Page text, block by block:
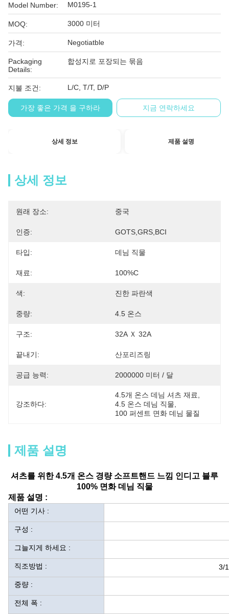
Model Number: M0195-1
MOQ: 3000 미터
가격: Negotiatble
Packaging
Details:
합성지로 포장되는 묶음
지불 조건: L/C, T/T, D/P
가장 좋은 가격 을 구하라 지금 연락하세요
상세 정보 제품 설명
상세 정보
원래 장소: 중국
인증: GOTS,GRS,BCI
타입: 데님 직물
재료: 100%C
색: 진한 파란색
중량: 4.5 온스
구조: 32A Ｘ 32A
끝내기: 산포리즈링
공급 능력: 2000000 미터 / 달
강조하다:
4.5개 온스 데님 셔츠 재료
4.5 온스 데님 직물
100 퍼센트 면화 데님 물질
제품 설명
셔츠를 위한 4.5개 온스 경량 소프트핸드 느낌 인디고 블루
100% 면화 데님 직물
제품 설명 :
어떤 기사 :
구성 :
그늘지게 하세요 :
직조방법 : 3/
중량 :
전체 폭 :